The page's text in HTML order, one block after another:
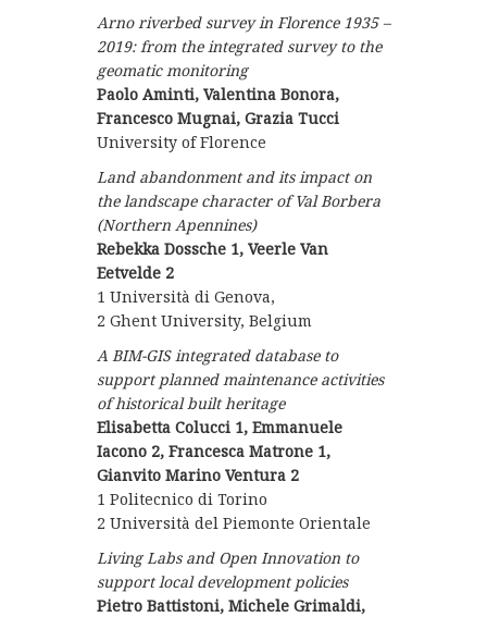
Arno riverbed survey in Florence 1935 –
2019: from the integrated survey to the
geomatic monitoring
Paolo Aminti, Valentina Bonora,
Francesco Mugnai, Grazia Tucci
University of Florence
Land abandonment and its impact on
the landscape character of Val Borbera
(Northern Apennines)
Rebekka Dossche 1, Veerle Van
Eetvelde 2
1 Università di Genova,
2 Ghent University, Belgium
A BIM-GIS integrated database to
support planned maintenance activities
of historical built heritage
Elisabetta Colucci 1, Emmanuele
Iacono 2, Francesca Matrone 1,
Gianvito Marino Ventura 2
1 Politecnico di Torino
2 Università del Piemonte Orientale
Living Labs and Open Innovation to
support local development policies
Pietro Battistoni, Michele Grimaldi,